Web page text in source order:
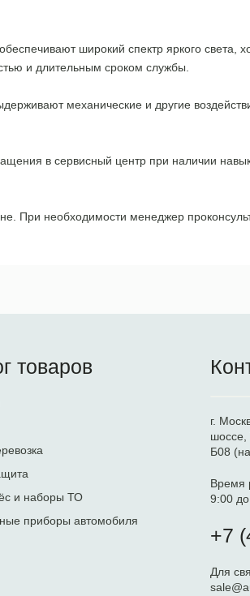
широкий спектр яркого света,
и длительным сроком службы.
механические и другие
в сервисный центр при наличии
необходимости менеджер
товаров
и наборы ТО
приборы автомобиля
г.
шоссе,
Б08
Время
9:00
+7
Для